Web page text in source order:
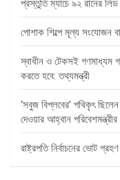
প্রস্তুতি ম্যাচে ৯২ রানের লিড
পোশাক শিল্পে মূল্য সংযোজন
স্বাধীন ও টেকসই গণমাধ্যম
করতে হবে: তথ্যমন্ত্রী
‘সবুজ বিপ্লবের’ পথিকৃৎ
দেওয়ার আহ্বান পরিবেশমন্ত্রীর
রাষ্ট্রপতি নির্বাচনের ভোট